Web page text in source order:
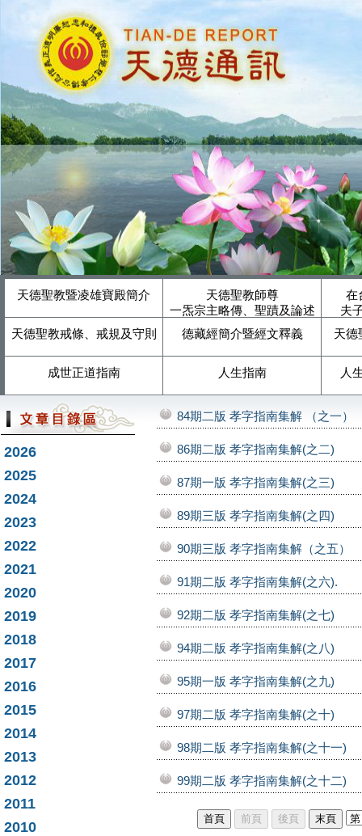
天德聖教暨凌雄寶殿簡介
天德聖教師尊
一炁宗主略傳、聖蹟及論述
在
夫
天德聖教戒條、戒規及守則
德藏經簡介暨經文釋義 天德
成世正道指南 人生指南 人
2026
2025
2024
2023
2022
2021
2020
2019
2018
2017
2016
2015
2014
2013
2012
2011
2010
84期二版 孝字指南集解 （之一）
86期二版 孝字指南集解(之二)
87期一版 孝字指南集解(之三)
89期三版 孝字指南集解(之四)
90期三版 孝字指南集解（之五）
91期二版 孝字指南集解(之六).
92期二版 孝字指南集解(之七)
94期二版 孝字指南集解(之八)
95期一版 孝字指南集解(之九)
97期二版 孝字指南集解(之十)
98期二版 孝字指南集解(之十一)
99期二版 孝字指南集解(之十二)